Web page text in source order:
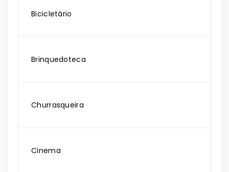
Bicicletário
Brinquedoteca
Churrasqueira
Cinema